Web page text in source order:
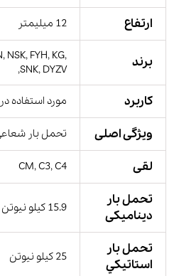
ارتفاع 12 میلیمتر
برند
NSK, FYH, KG,
SNK, DYZV,
کاربرد مورد استفاده
ویژگی اصلی تحمل بار
لقی CM, C3, C4
تحمل بار
دینامیکی
15.9 کیلو نیوتن
تحمل بار
استاتيكي
25 کیلو نیوتن